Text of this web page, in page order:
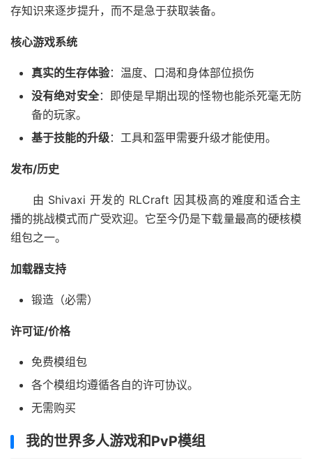
存知识来逐步提升，而不是急于获取装备。
核心游戏系统
真实的生存体验：温度、口渴和身体部位损伤
没有绝对安全：即使是早期出现的怪物也能杀死毫无防
备的玩家。
基于技能的升级：工具和盔甲需要升级才能使用。
发布/历史
由 Shivaxi 开发的 RLCraft 因其极高的难度和适合主
播的挑战模式而广受欢迎。它至今仍是下载量最高的硬核模
组包之一。
加载器支持
锻造（必需）
许可证/价格
免费模组包
各个模组均遵循各自的许可协议。
无需购买
我的世界多人游戏和PvP模组